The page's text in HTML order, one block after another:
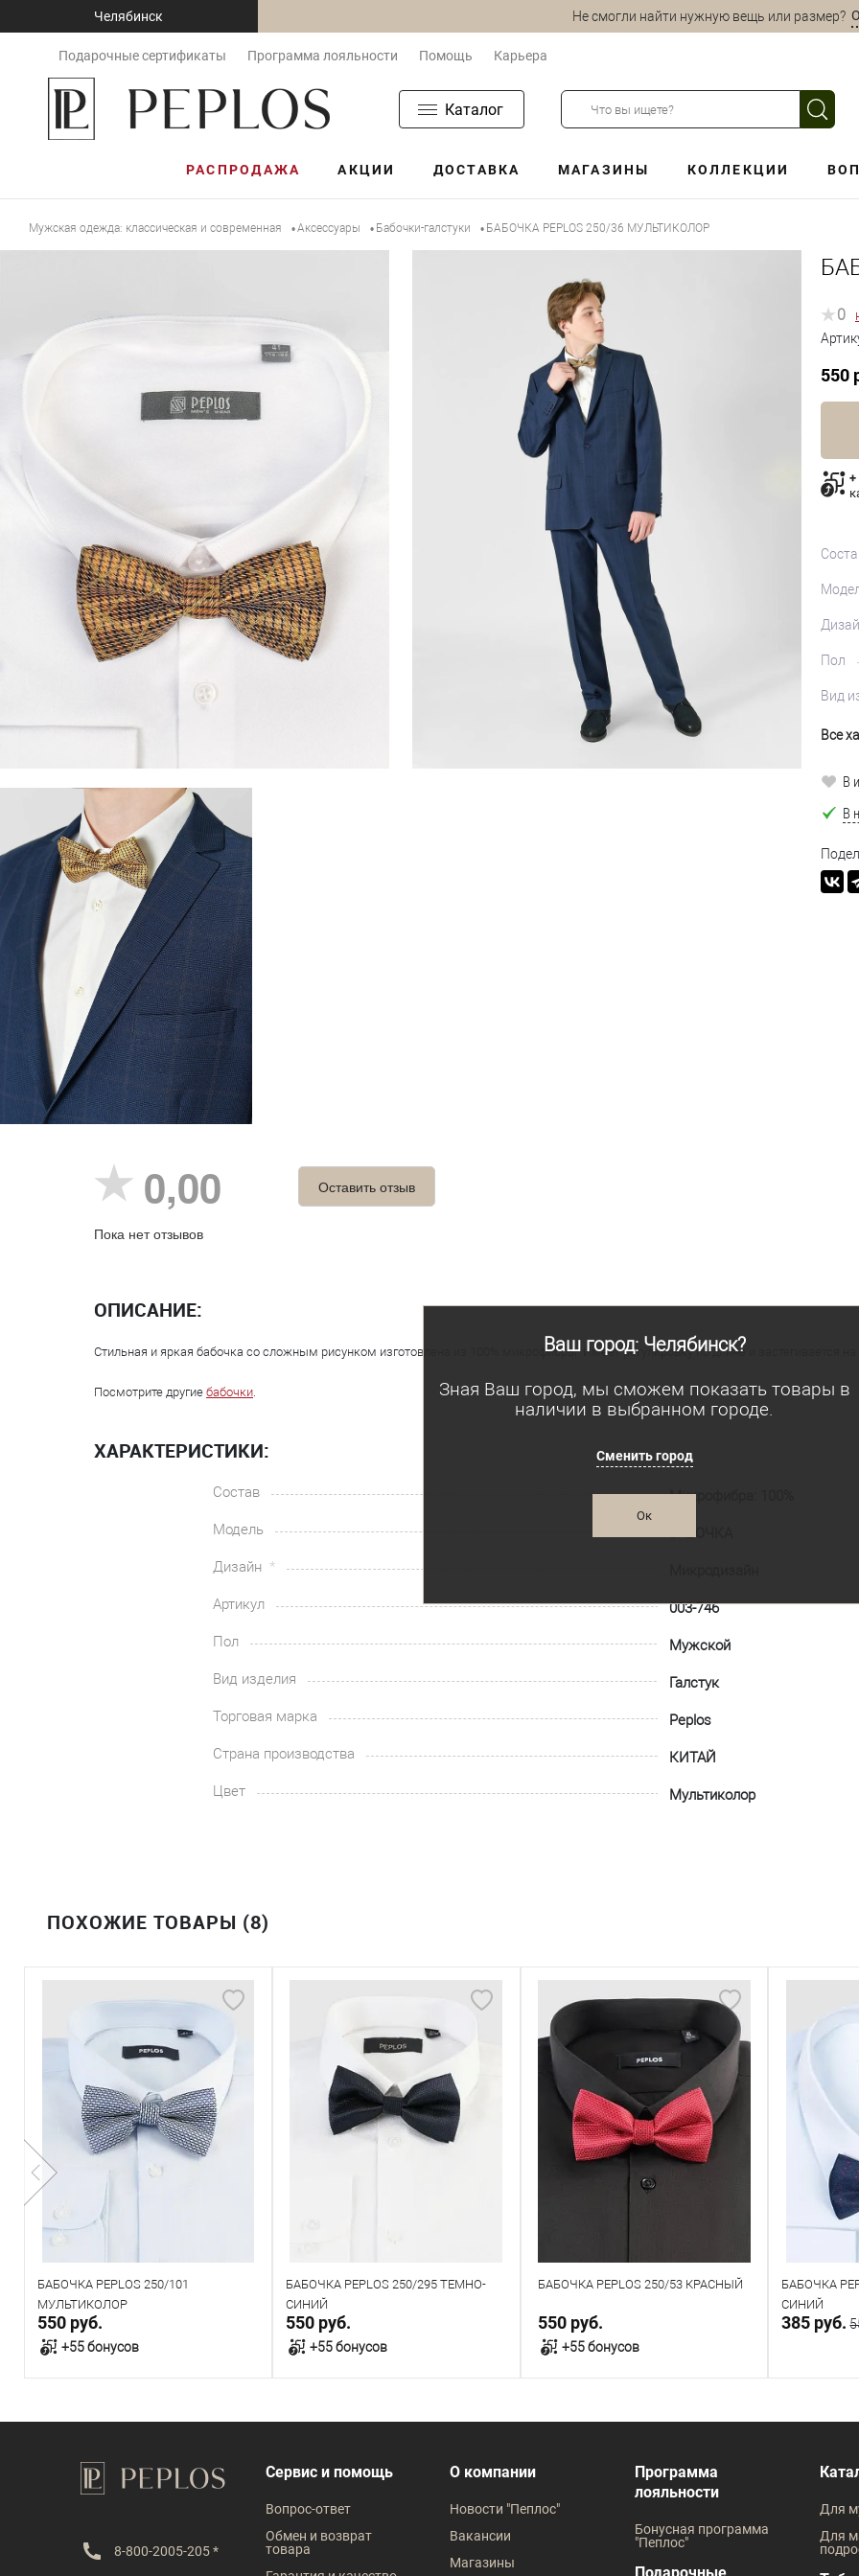
Челябинск
Ваш город: Челябинск?
Зная Ваш город, мы сможем показать товары в
наличии в выбранном городе.
Сменить город
Ок
Не смогли найти нужную вещь или размер?
Подарочные сертификаты Программа лояльности Помощь Карьера
Каталог
РАСПРОДАЖА АКЦИИ ДОСТАВКА МАГАЗИНЫ КОЛЛЕКЦИИ
Мужская одежда: классическая и современная •Аксессуары • Бабочки-галстуки • БАБОЧКА PEPLOS 250/36 МУЛЬТИКОЛОР
0
550
+
Пол
Вид
Все
В
В
0,00
Пока нет отзывов
Оставить отзыв
ОПИСАНИЕ:
Стильная и яркая бабочка со сложным рисунком изготовлена из 100% микрофибры. Имеет регулировку по длине и застегивается
Посмотрите другие бабочки.
ХАРАКТЕРИСТИКИ:
Состав
Микрофибра: 100%
Модель
БАБОЧКА
Дизайн
Артикул
003-746
Пол
Мужской
Вид изделия
Галстук
Торговая марка
Peplos
Страна производства
КИТАЙ
Цвет
Мультиколор
ПОХОЖИЕ ТОВАРЫ (8)
БАБОЧКА PEPLOS 250/101
МУЛЬТИКОЛОР
550 руб.
+55 бонусов
В корзину
В наличии
БАБОЧКА PEPLOS 250/295 ТЕМНО-
СИНИЙ
550 руб.
+55 бонусов
В корзину
В наличии
БАБОЧКА PEPLOS 250/53 КРАСНЫЙ
550 руб.
+55 бонусов
В корзину
БАБОЧКА
СИНИЙ
385 руб.
В наличии
8-800-2005-205 *
Сервис и помощь
Вопрос-ответ
Обмен и возврат
товара
О компании
Новости "Пеплос"
Вакансии
Магазины
Программа
лояльности
Бонусная программа
"Пеплос"
Для
Для